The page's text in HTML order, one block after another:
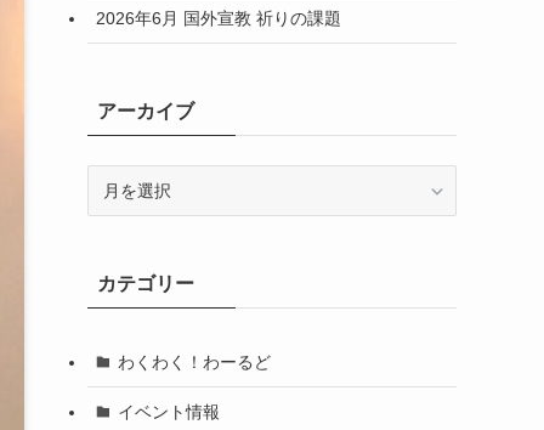
2026年6月 国外宣教 祈りの課題
アーカイブ
ブカテゴリー
わくわく！わーるど
イベント情報